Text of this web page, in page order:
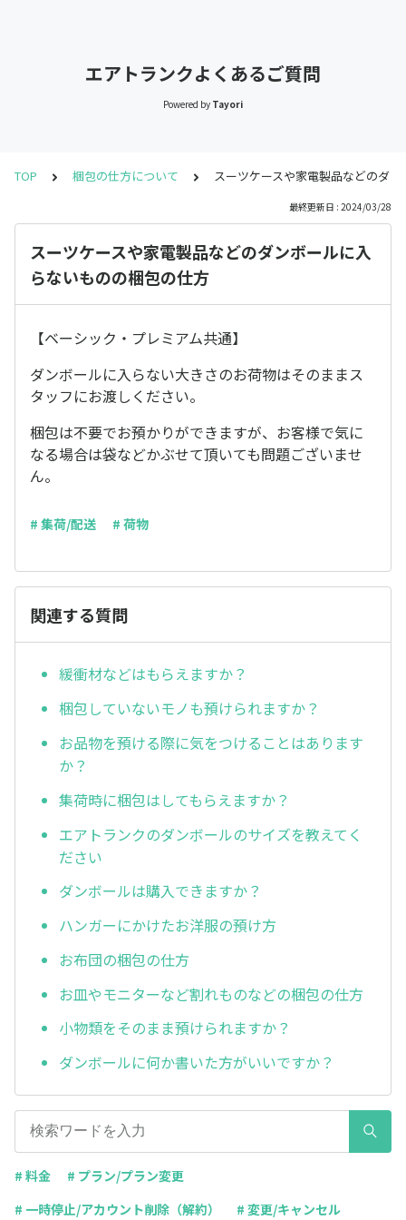
エアトランクよくあるご質問
Powered by Tayori
TOP 梱包の仕方について スーツケースや家電製品などのダ
最終更新日 : 2024/03/28
スーツケースや家電製品などのダンボールに入
らないものの梱包の仕方
【ベーシック・プレミアム共通】
ダンボールに入らない大きさのお荷物はそのままス
タッフにお渡しください。
梱包は不要でお預かりができますが、お客様で気に
なる場合は袋などかぶせて頂いても問題ございませ
ん。
# 集荷/配送 # 荷物
関連する質問
緩衝材などはもらえますか？
梱包していないモノも預けられますか？
お品物を預ける際に気をつけることはあります
か？
集荷時に梱包はしてもらえますか？
エアトランクのダンボールのサイズを教えてく
ださい
ダンボールは購入できますか？
ハンガーにかけたお洋服の預け方
お布団の梱包の仕方
お皿やモニターなど割れものなどの梱包の仕方
小物類をそのまま預けられますか？
ダンボールに何か書いた方がいいですか？
# 料金
# プラン/プラン変更
# 一時停止/アカウント削除（解約）
# 変更/キャンセル